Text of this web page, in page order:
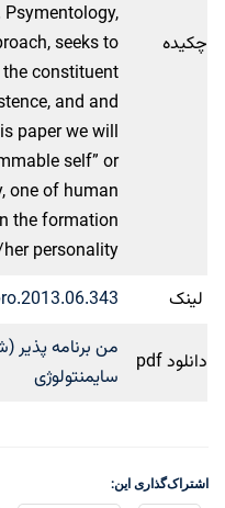
چکیده
seeks to
constituent
and and
paper we will
self” or
one of human
the formation
personality.
لینک
دانلود pdf
من برنامه پذیر
سایمنتولوژی
اشتراک‌گذاری این: